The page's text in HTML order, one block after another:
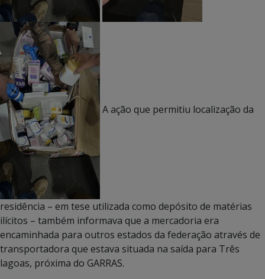
A ação que permitiu localização da
residência – em tese utilizada como depósito de matérias
ilícitos – também informava que a mercadoria era
encaminhada para outros estados da federação através de
transportadora que estava situada na saída para Três
lagoas, próxima do GARRAS.